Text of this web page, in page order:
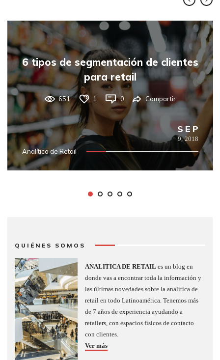
6 tipos de segmentación de clientes
para retail
651 1 0 Compartir
SEP
9, 2018
Analítica de Retail
QUIÉNES SOMOS
ANALITICA DE RETAIL es un blog en
donde vas a encontrar toda la información y
las últimas novedades sobre la analítica de
retail en todo Latinoamérica. Tenemos más
de 7 años de experiencia ayudando a
retailers, con espacios físicos de contacto
con clientes.
Ver más